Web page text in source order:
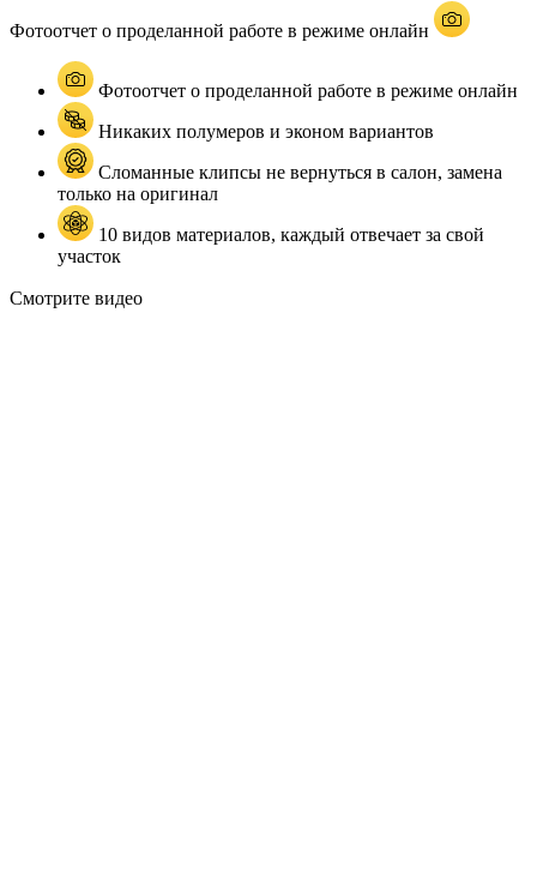
Фотоотчет о проделанной работе в режиме онлайн
Фотоотчет о проделанной работе в режиме онлайн
Никаких полумеров и эконом вариантов
Сломанные клипсы не вернуться в салон, замена
только на оригинал
10 видов материалов, каждый отвечает за свой
участок
Смотрите видео